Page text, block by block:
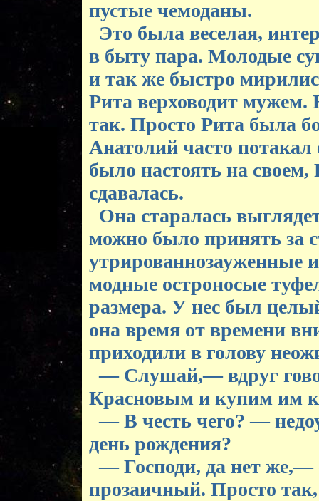
пустые чемоданы.
Это была веселая,
в быту пара. Молодые
и так же быстро
Рита верховодит мужем.
так. Просто Рита была
Анатолий часто потакал
было настоять на
сдавалась.
Она старалась
можно было принять за
модные остроносые
размера. У нес был
она время от времени
приходили в голову
— Слушай,— вдруг
Красновым и купим им
— В честь чего? —
день рождения?
— Господи, да нет
прозаичный. Просто